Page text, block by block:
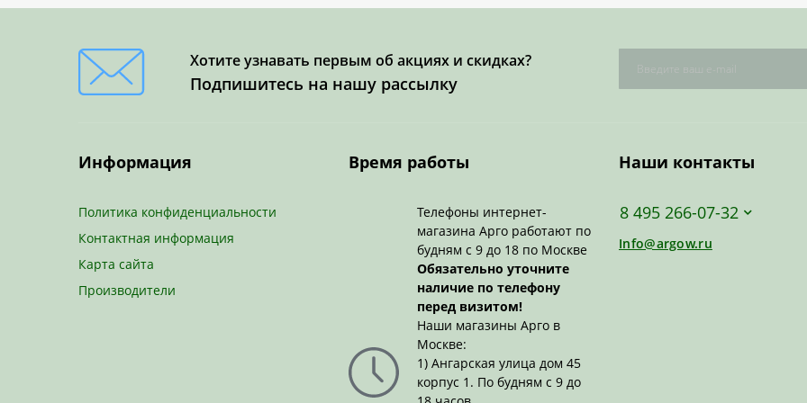
Хотите узнавать первым об акциях и скидках?
Подпишитесь на нашу рассылку
Информация
Политика конфиденциальности
Контактная информация
Карта сайта
Производители
Время работы
Телефоны интернет-
магазина Арго работают по
будням с 9 до 18 по Москве
Обязательно уточните
наличие по телефону
перед визитом!
Наши магазины Арго в
Москве:
1) Ангарская улица дом 45
корпус 1. По будням с 9 до
Наши контакты
8 495 266-07-32
Info@argow.ru